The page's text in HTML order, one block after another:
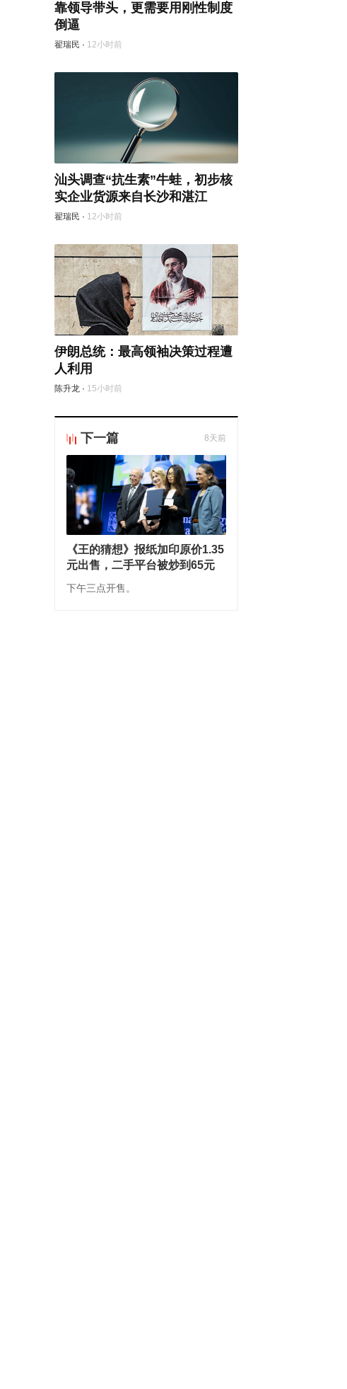
靠领导带头，更需要用刚性制度
倒逼
翟瑞民 · 12小时前
汕头调查“抗生素”牛蛙，初步核
实企业货源来自长沙和湛江
翟瑞民 · 12小时前
伊朗总统：最高领袖决策过程遭
人利用
陈升龙 · 15小时前
下一篇 8天前
《王的猜想》报纸加印原价1.35
元出售，二手平台被炒到65元
下午三点开售。